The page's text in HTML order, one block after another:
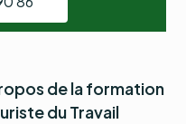
de la formation
du Travail